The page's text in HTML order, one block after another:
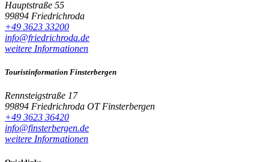
Hauptstraße 55
99894 Friedrichroda
+49 3623 33200
info@friedrichroda.de
weitere Informationen
Touristinformation Finsterbergen
Rennsteigstraße 17
99894 Friedrichroda OT Finsterbergen
+49 3623 36420
info@finsterbergen.de
weitere Informationen